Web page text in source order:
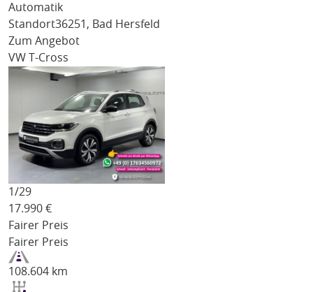
Automatik
Standort36251, Bad Hersfeld
Zum Angebot
VW T-Cross
1/29
17.990 €
Fairer Preis
Fairer Preis
108.604 km